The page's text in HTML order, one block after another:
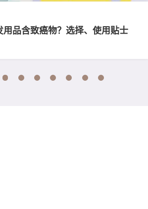
用品含致癌物？选择、使用贴士
3 4 5 6 7 8 9